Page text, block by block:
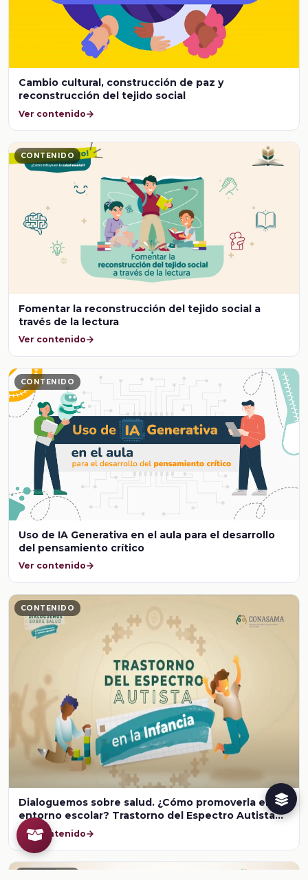
Cambio cultural, construcción de paz y
reconstrucción del tejido social
Ver contenido
CONTENIDO
Fomentar la reconstrucción del tejido social a
través de la lectura
Ver contenido
CONTENIDO
Uso de IA Generativa en el aula para el desarrollo
del pensamiento crítico
Ver contenido
CONTENIDO
Dialoguemos sobre salud. ¿Cómo promoverla en el
entorno escolar? Trastorno del Espectro Autista
en la infancia
Ver contenido